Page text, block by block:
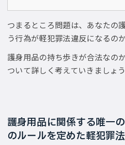
つまるところ問題は、あなたの
う行為が軽犯罪法違反になるの
護身用品の持ち歩きが合法なの
ついて詳しく考えていきましょう
護身用品に関係する唯一
のルールを定めた軽犯罪法